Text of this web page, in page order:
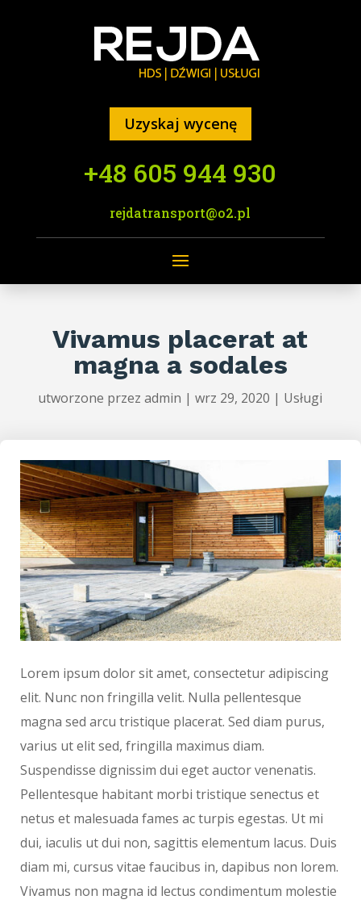
Uzyskaj wycenę
+48 605 944 930
rejdatransport@o2.pl
Vivamus placerat at
magna a sodales
utworzone przezadmin |wrz 29, 2020 | Usługi
Lorem ipsum dolor sit amet, consectetur adipiscing
elit. Nunc non fringilla velit. Nulla pellentesque
magna sed arcu tristique placerat. Sed diam purus,
varius ut elit sed, fringilla maximus diam.
Suspendisse dignissim dui eget auctor venenatis.
Pellentesque habitant morbi tristique senectus et
netus et malesuada fames ac turpis egestas. Ut mi
dui, iaculis ut dui non, sagittis elementum lacus. Duis
diam mi, cursus vitae faucibus in, dapibus non lorem.
Vivamus non magna id lectus condimentum molestie